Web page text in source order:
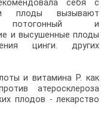
себя с
плоды вызывают
потогонный и
и высушенные плоды
цинги. других
и витамина Р. как
атеросклероза
плодов - лекарство